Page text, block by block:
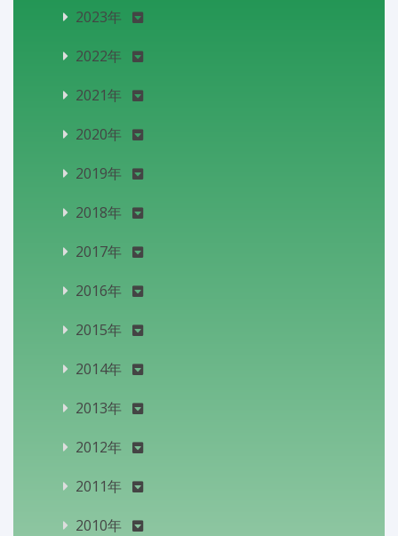
2023年
2022年
2021年
2020年
2019年
2018年
2017年
2016年
2015年
2014年
2013年
2012年
2011年
2010年